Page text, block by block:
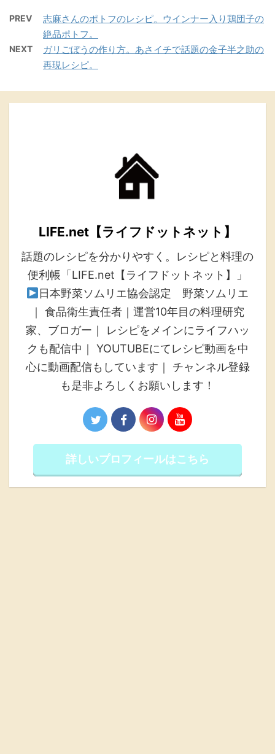
PREV
志麻さんのポトフのレシピ。ウインナー入り鶏団子の
絶品ポトフ。
NEXT
ガリごぼうの作り方。あさイチで話題の金子半之助の
再現レシピ。
LIFE.net【ライフドットネット】
話題のレシピを分かりやすく。レシピと料理の
便利帳「LIFE.net【ライフドットネット】」
日本野菜ソムリエ協会認定 野菜ソムリエ
｜ 食品衛生責任者｜運営10年目の料理研究
家、ブロガー｜ レシピをメインにライフハッ
クも配信中｜ YOUTUBEにてレシピ動画を中
心に動画配信もしています｜ チャンネル登録
も是非よろしくお願いします！
詳しいプロフィールはこちら